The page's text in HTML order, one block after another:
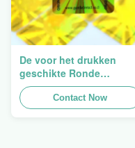
De voor het drukken
geschikte Ronde
Verpakkende
Holografische
Zelfklevende Bladen van
Contact Now